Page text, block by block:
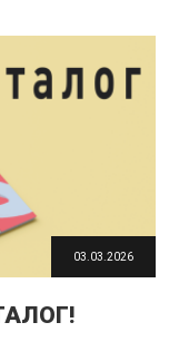
03.03.2026